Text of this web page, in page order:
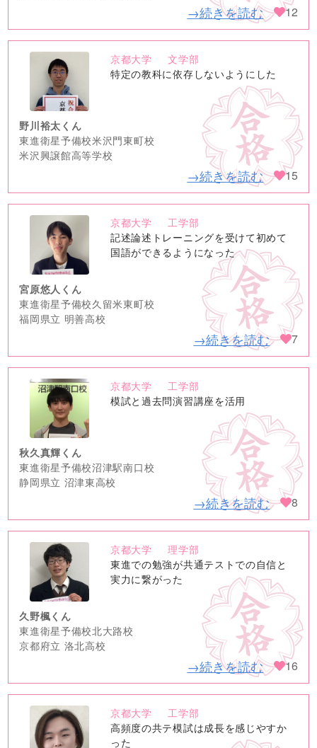
→続きを読む 12
no
image
京都大学
文学部
特定の教科に依存しないようにした
野川裕太くん
東進衛星予備校米沢門東町校
米沢興譲館高等学校
→続きを読む 15
no
image
京都大学
工学部
記述論述トレーニングを受けて初めて
国語ができるようになった
宮原悠人くん
東進衛星予備校久留米東町校
福岡県立 明善高校
→続きを読む 7
no
image
京都大学
工学部
模試と過去問演習講座を活用
秋久真輝くん
東進衛星予備校沼津駅南口校
静岡県立 沼津東高校
→続きを読む 8
no
image
京都大学
理学部
東進での勉強が共通テストでの自信と
実力に繋がった
久野楓くん
東進衛星予備校北大路校
京都府立 洛北高校
→続きを読む 16
no
image
京都大学
工学部
高頻度の共テ模試は成長を感じやすか
った